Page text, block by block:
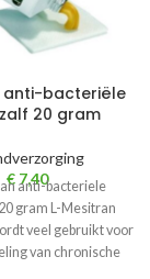
anti-bacteriële
20 gram
€7,40
anti-bacteriele
gram L-Mesitran
veel gebruikt voor
van chronische